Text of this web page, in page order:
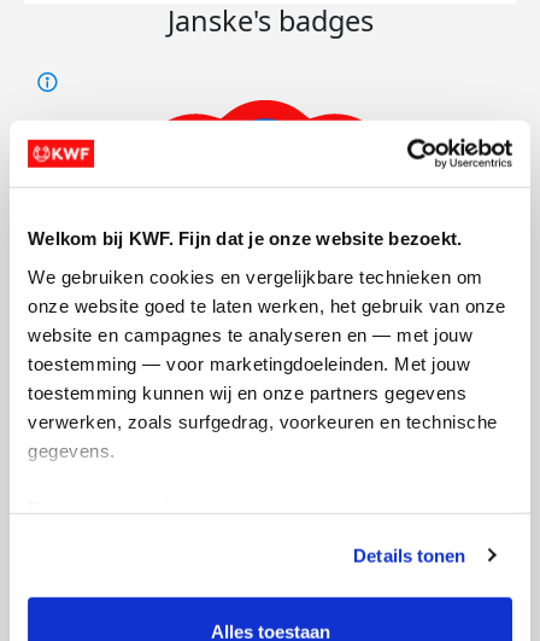
Welkom bij KWF. Fijn dat je onze website bezoekt.
We gebruiken cookies en vergelijkbare technieken om
onze website goed te laten werken, het gebruik van onze
website en campagnes te analyseren en — met jouw
toestemming — voor marketingdoeleinden. Met jouw
toestemming kunnen wij en onze partners gegevens
verwerken, zoals surfgedrag, voorkeuren en technische
gegevens.
tonen. Je kunt je toestemming op elk moment wijzigen of
intrekken via Cookie instellingen onderaan de pagina. De
lijst met cookies is te vinden in het tabblad “details”.
Details tonen
Alles toestaan
Janske's badges
Actiepagina gemaakt